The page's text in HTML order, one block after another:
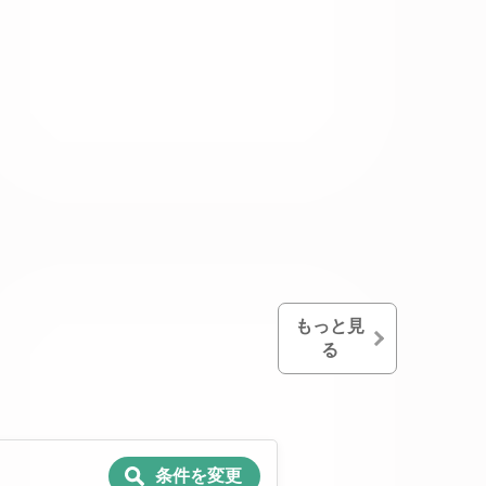
もっと見
る
条件を変更